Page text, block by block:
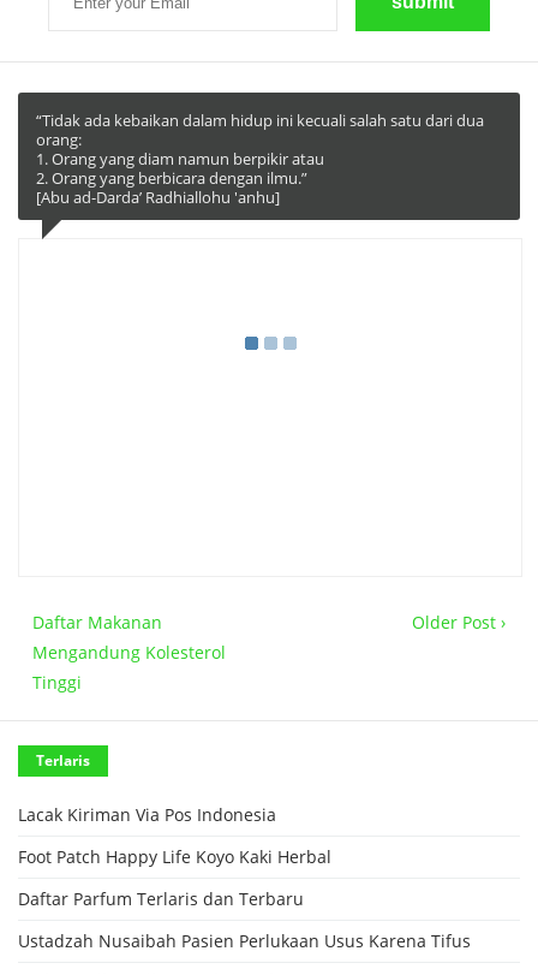
“Tidak ada kebaikan dalam hidup ini kecuali salah satu dari dua
orang:
1. Orang yang diam namun berpikir atau
2. Orang yang berbicara dengan ilmu.”
[Abu ad-Darda’ Radhiallohu 'anhu]
Daftar Makanan
Mengandung Kolesterol
Tinggi
Older Post ›
Terlaris
Lacak Kiriman Via Pos Indonesia
Foot Patch Happy Life Koyo Kaki Herbal
Daftar Parfum Terlaris dan Terbaru
Ustadzah Nusaibah Pasien Perlukaan Usus Karena Tifus